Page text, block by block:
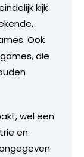
kijk
Ook
die
wel een
en